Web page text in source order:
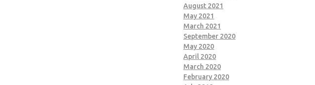
August 2021
May 2021
March 2021
September 2020
May 2020
April 2020
March 2020
February 2020